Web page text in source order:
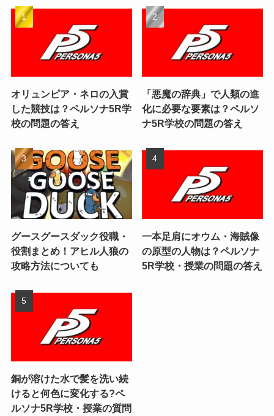
オリュンピア・ネロの入賞
した競技は？ペルソナ5R学
校の問題の答え
「悪魔の辞典」で人類の進
化に必要な要素は？ペルソ
ナ5R学校の問題の答え
グースグースダック役職・
役割まとめ！アヒル人狼の
攻略方法についても
一本足肩にオウム・海賊像
の原型の人物は？ペルソナ
5R学校・授業の問題の答え
銅が溶けた水で髪を洗い続
けると何色に変化する?ペ
ルソナ5R学校・授業の質問